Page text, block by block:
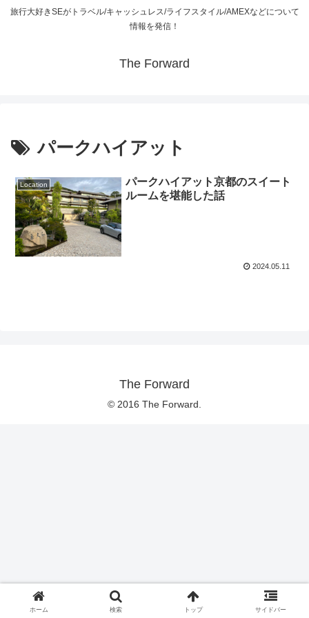
旅行大好きSEがトラベル/キャッシュレス/ライフスタイル/AMEXなどについて
情報を発信！
The Forward
パークハイアット
Location
パークハイアット京都のスイート
ルームを堪能した話
2024.05.11
The Forward
© 2016 The Forward.
ホーム 検索 トップ サイドバー